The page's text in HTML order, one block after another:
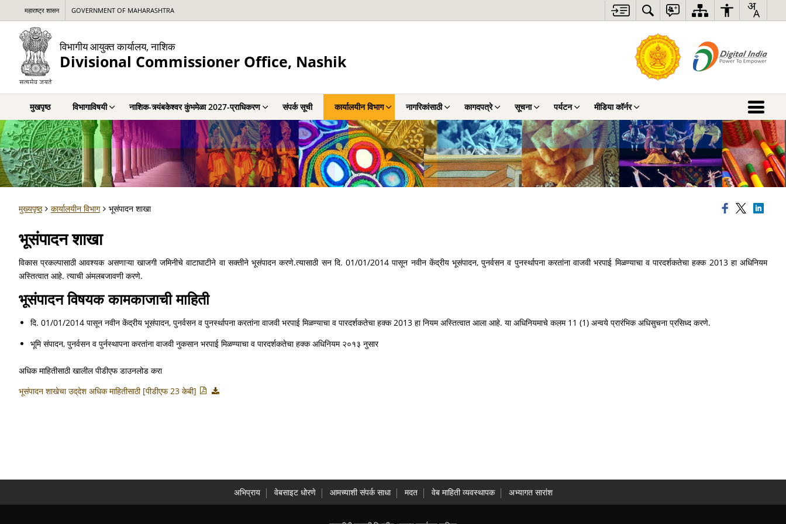
महाराष्ट्र शासन GOVERNMENT OF MAHARASHTRA
विभागीय आयुक्त कार्यालय, नाशिक
Divisional Commissioner Office, Nashik
मुखपृष्ठ विभागाविषयी नाशिक-त्र्यंबकेश्वर कुंभमेळा 2027-प्राधिकरण संपर्क सूची कार्यालयीन विभाग नागरिकांसाठी कागदपत्रे सूचना पर्यटन मीडिया कॉर्नर
मुख्यपृष्ठ कार्यालयीन विभाग भूसंपादन शाखा
भूसंपादन शाखा
विकास प्रकल्पासाठी आवश्यक असणाऱ्या खाजगी जमिनीचे वाटाघाटीने वा सक्तीने भूसंपादन करणे.त्यासाठी सन दि. 01/01/2014 पासून नवीन केंद्रीय भूसंपादन, पुनर्वसन व पुनर्स्थापना करतांना वाजवी भरपाई मिळण्याचा व पारदर्शकतेचा हक्क 2013 हा अधिनियम
अस्तित्वात आहे. त्याची अंमलबजावणी करणे.
भूसंपादन विषयक कामकाजाची माहिती
दि. 01/01/2014 पासून नवीन केंद्रीय भूसंपादन, पुनर्वसन व पुनर्स्थापना करतांना वाजवी भरपाई मिळण्याचा व पारदर्शकतेचा हक्क 2013 हा नियम अस्तित्वात आला आहे. या अधिनियमाचे कलम 11 (1) अन्वये प्रारंभिक अधिसुचना प्रसिध्द करणे.
भूमि संपादन, पुनर्वसन व पुर्नस्थापना करतांना वाजवी नुकसान भरपाई मिळण्याचा व पारदर्शकतेचा हक्क अधिनियम २०१३ नुसार
अधिक माहितीसाठी खालील पीडीएफ डाउनलोड करा
भूसंपादन शाखेचा उद्‌देश अधिक माहितीसाठी [पीडीएफ 23 केबी]
अभिप्राय वेबसाइट धोरणे आमच्याशी संपर्क साधा मदत वेब माहिती व्यवस्थापक अभ्यागत सारांश